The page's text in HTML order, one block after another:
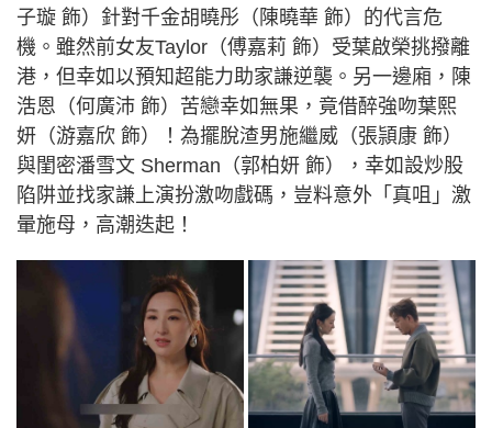
子璇 飾）針對千金胡曉彤（陳曉華 飾）的代言危
機。雖然前女友Taylor（傅嘉莉 飾）受葉啟榮挑撥離
港，但幸如以預知超能力助家謙逆襲。另一邊廂，陳
浩恩（何廣沛 飾）苦戀幸如無果，竟借醉強吻葉熙
妍（游嘉欣 飾）！為擺脫渣男施繼威（張頴康 飾）
與閨密潘雪文 Sherman（郭柏妍 飾），幸如設炒股
陷阱並找家謙上演扮激吻戲碼，豈料意外「真咀」激
暈施母，高潮迭起！